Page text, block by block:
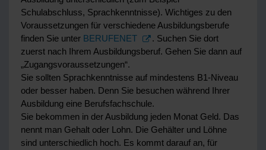
Schulabschluss, Sprachkenntnisse). Wichtiges zu den
Voraussetzungen für verschiedene Ausbildungsberufe
finden Sie unter BERUFENET
. Suchen Sie dort
zuerst nach Ihrem Ausbildungsberuf. Gehen Sie dann auf
„Zugangsvoraussetzungen“.
Sie sollten Sprachkenntnisse auf mindestens B1-Niveau
oder besser haben. Denn Sie besuchen während Ihrer
Ausbildung eine Berufsfachschule.
Sie bekommen in der Ausbildung jeden Monat Geld. Das
nennt man Gehalt oder Lohn. Die Gehälter und Löhne
sind unterschiedlich hoch. Es kommt darauf an, für